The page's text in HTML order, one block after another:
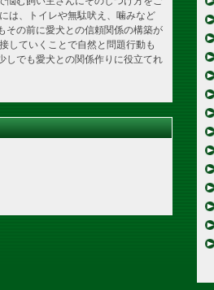
は、トイレや無駄吠え、噛みなど
その前に愛犬との信頼関係の構築が
していくことで自然と問題行動も
しでも愛犬との関係作りに役立てれ